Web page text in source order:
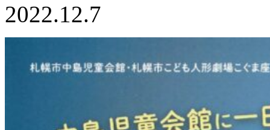
2022.12.7